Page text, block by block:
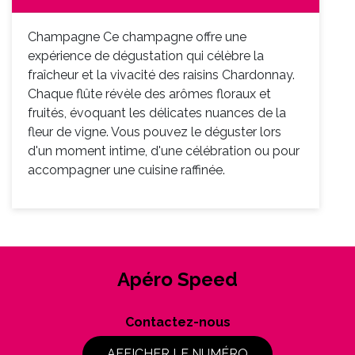
Champagne Ce champagne offre une
expérience de dégustation qui célèbre la
fraîcheur et la vivacité des raisins Chardonnay.
Chaque flûte révèle des arômes floraux et
fruités, évoquant les délicates nuances de la
fleur de vigne. Vous pouvez le déguster lors
d'un moment intime, d'une célébration ou pour
accompagner une cuisine raffinée.
Apéro Speed
Contactez-nous